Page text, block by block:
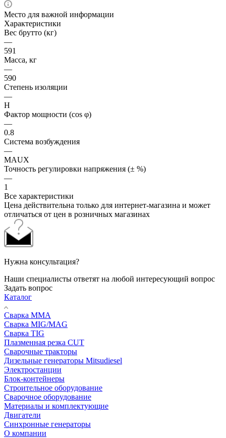
Место для важной информации
Характеристики
Вес брутто (кг)
—
591
Масса, кг
—
590
Степень изоляции
—
H
Фактор мощности (cos φ)
—
0.8
Система возбуждения
—
MAUX
Точность регулировки напряжения (± %)
—
1
Все характеристики
Цена действительна только для интернет-магазина и может
отличаться от цен в розничных магазинах
Нужна консультация?
Наши специалисты ответят на любой интересующий вопрос
Задать вопрос
Каталог
Сварка MMA
Сварка MIG/MAG
Сварка TIG
Плазменная резка CUT
Сварочные тракторы
Дизельные генераторы Mitsudiesel
Электростанции
Блок-контейнеры
Строительное оборудование
Сварочное оборудование
Материалы и комплектующие
Двигатели
Синхронные генераторы
О компании